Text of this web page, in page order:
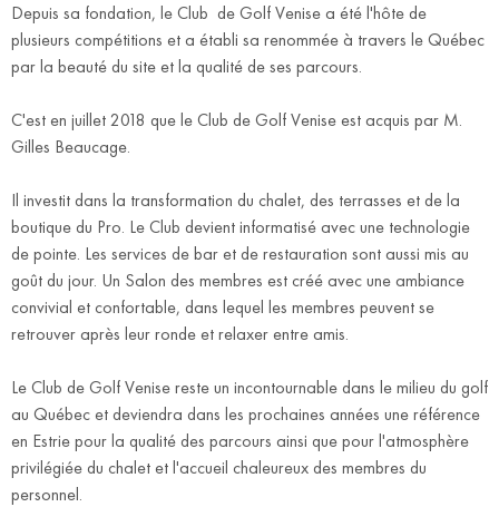
Depuis sa fondation, le Club de Golf Venise a été l'hôte de
plusieurs compétitions et a établi sa renommée à travers le Québec
par la beauté du site et la qualité de ses parcours.
C'est en juillet 2018 que le Club de Golf Venise est acquis par M.
Gilles Beaucage.
Il investit dans la transformation du chalet, des terrasses et de la
boutique du Pro. Le Club devient informatisé avec une technologie
de pointe. Les services de bar et de restauration sont aussi mis au
goût du jour. Un Salon des membres est créé avec une ambiance
convivial et confortable, dans lequel les membres peuvent se
retrouver après leur ronde et relaxer entre amis.
Le Club de Golf Venise reste un incontournable dans le milieu du golf
au Québec et deviendra dans les prochaines années une référence
en Estrie pour la qualité des parcours ainsi que pour l'atmosphère
privilégiée du chalet et l'accueil chaleureux des membres du
personnel.